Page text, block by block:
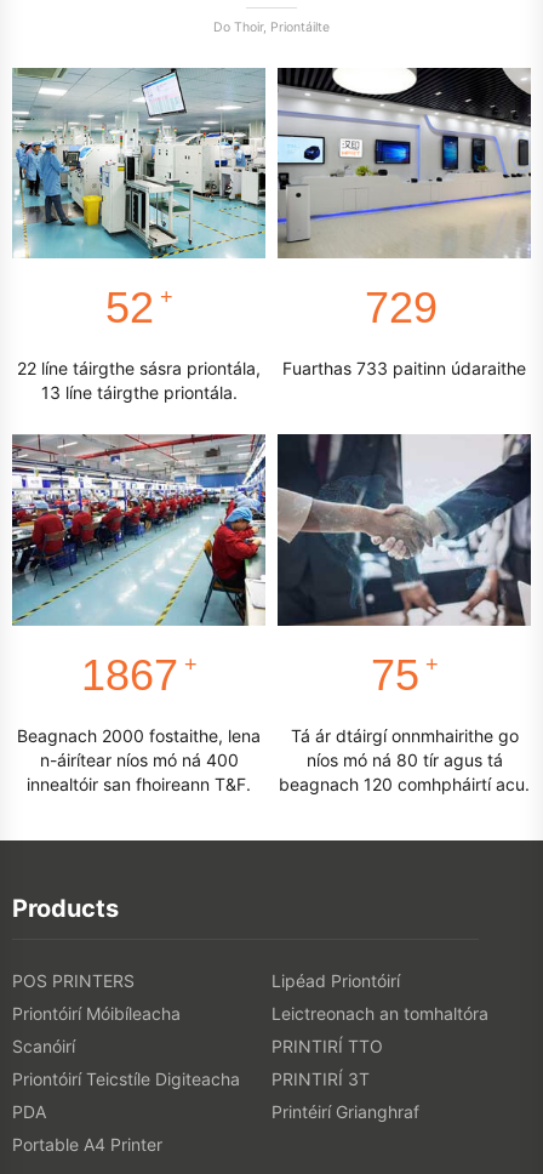
Do Thoir, Priontáilte
56 +
22 líne táirgthe sásra priontála,
13 líne táirgthe priontála.
781
Fuarthas 733 paitinn údaraithe
2000 +
Beagnach 2000 fostaithe, lena
n-áirítear níos mó ná 400
innealtóir san fhoireann T&F.
80 +
Tá ár dtáirgí onnmhairithe go
níos mó ná 80 tír agus tá
beagnach 120 comhpháirtí acu.
Products
POS PRINTERS
Lipéad Priontóirí
Priontóirí Móibíleacha
Leictreonach an tomhaltóra
Scanóirí
PRINTIRÍ TTO
Priontóirí Teicstíle Digiteacha
PRINTIRÍ 3T
PDA
Printéirí Grianghraf
Portable A4 Printer